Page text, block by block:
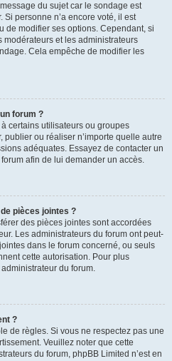
du sujet car le sondage est
personne n’a encore voté, il est
de modifier ses options. Cependant, si
modérateurs et les administrateurs
Cela empêche de modifier les
forum ?
certains utilisateurs ou groupes
publier ou réaliser n’importe quelle autre
adéquates. Essayez de contacter un
afin de lui demander un accès.
pièces jointes ?
des pièces jointes sont accordées
Les administrateurs du forum ont peut-
dans le forum concerné, ou seuls
cette autorisation. Pour plus
du forum.
?
de règles. Si vous ne respectez pas une
Veuillez noter que cette
du forum, phpBB Limited n’est en